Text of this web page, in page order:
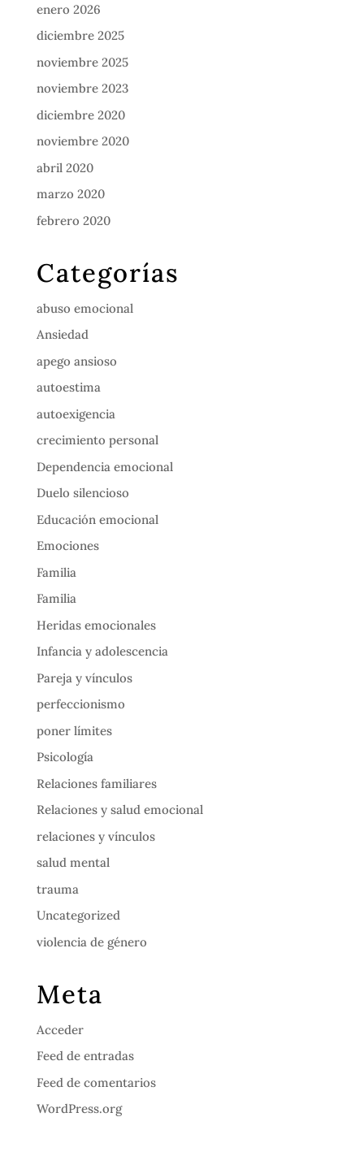
enero 2026
diciembre 2025
noviembre 2025
noviembre 2023
diciembre 2020
noviembre 2020
abril 2020
marzo 2020
febrero 2020
Categorías
abuso emocional
Ansiedad
apego ansioso
autoestima
autoexigencia
crecimiento personal
Dependencia emocional
Duelo silencioso
Educación emocional
Emociones
Familia
Familia
Heridas emocionales
Infancia y adolescencia
Pareja y vínculos
perfeccionismo
poner límites
Psicología
Relaciones familiares
Relaciones y salud emocional
relaciones y vínculos
salud mental
trauma
Uncategorized
violencia de género
Meta
Acceder
Feed de entradas
Feed de comentarios
WordPress.org